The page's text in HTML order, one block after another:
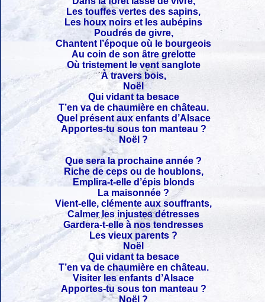
Les touffes vertes des sapins,
Les houx noirs et les aubépins
Poudrés de givre,
Chantent l’époque où le bourgeois
Au coin de son âtre grelotte
Où tristement le vent sanglote
À travers bois,
Noël
Qui vidant ta besace
T’en va de chaumière en château.
Quel présent aux enfants d’Alsace
Apportes-tu sous ton manteau ?
Noël ?
Que sera la prochaine année ?
Riche de ceps ou de houblons,
Emplira-t-elle d’épis blonds
La maisonnée ?
Vient-elle, clémente aux souffrants,
Calmer les injustes détresses
Gardera-t-elle à nos tendresses
Les vieux parents ?
Noël
Qui vidant ta besace
T’en va de chaumière en château.
Visiter les enfants d’Alsace
Apportes-tu sous ton manteau ?
Noël ?